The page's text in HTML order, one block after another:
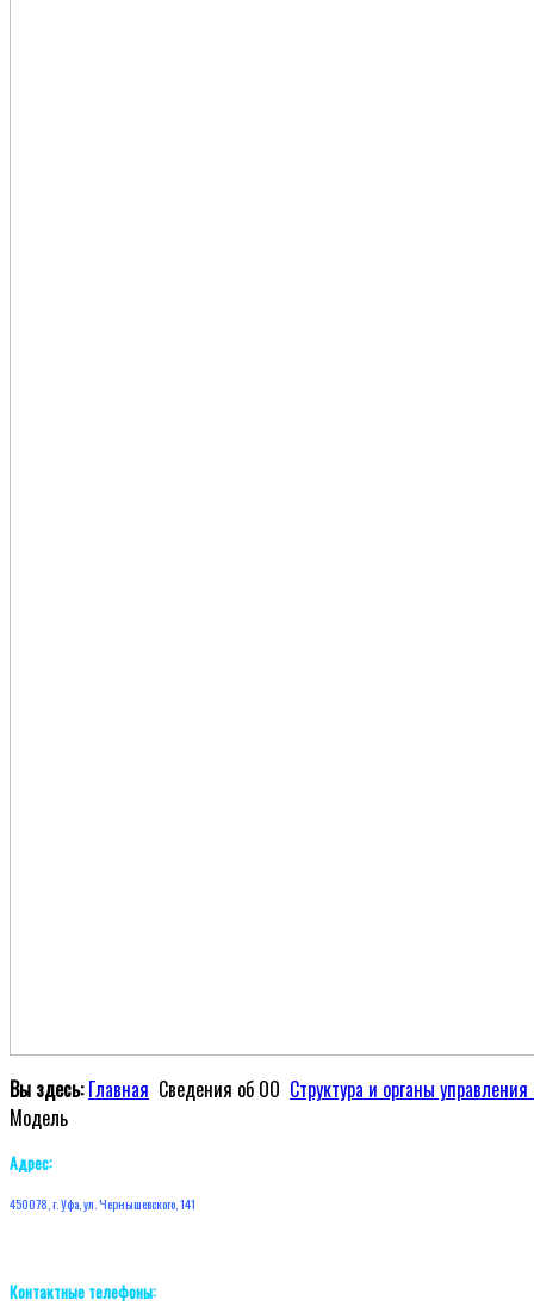
Вы здесь:Главная Сведения об ОО Структура и органы
Модель
Адрес:
450078, г. Уфа, ул. Чернышевского, 141
Контактные телефоны: